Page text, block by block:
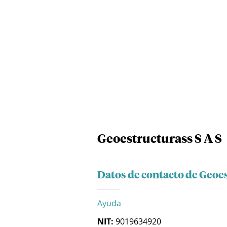
Geoestructurass S A S
Datos de contacto de
Ayuda
NIT: 9019634920